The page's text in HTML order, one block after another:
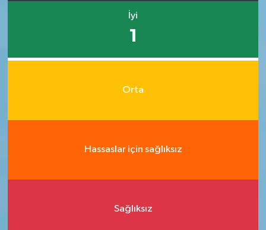
İyi
1
Orta
Hassaslar için sağlıksız
Sağlıksız